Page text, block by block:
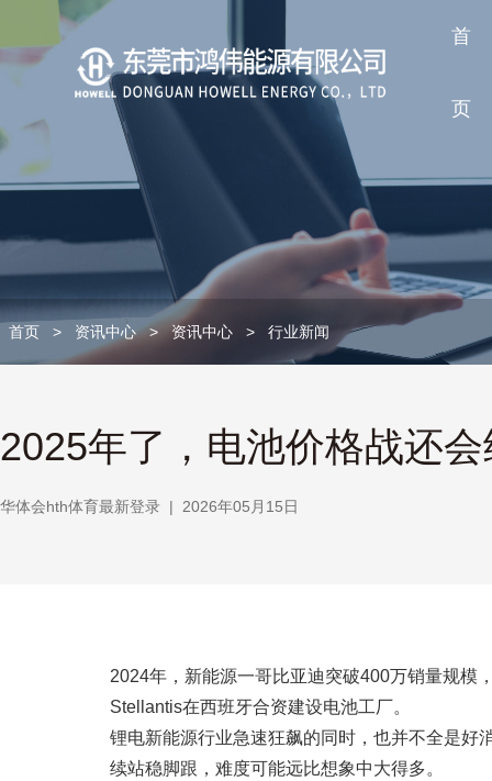
首
页
首页 > 资讯中心 > 资讯中心 > 行业新闻
2025年了，电池价格战还
华体会hth体育最新登录 | 2026年05月15日
2024年，新能源一哥比亚迪突破400万销量规模
Stellantis在西班牙合资建设电池工厂。
锂电新能源行业急速狂飙的同时，也并不全是好
续站稳脚跟，难度可能远比想象中大得多。